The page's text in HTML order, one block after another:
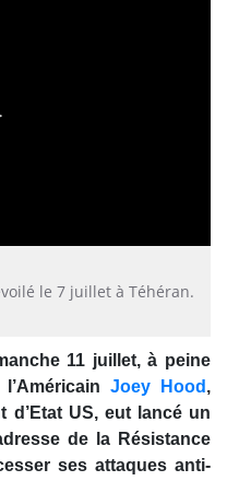
le 7 juillet à Téhéran.
11 juillet, à peine
Joey Hood ,
d’Etat US, eut lancé un
de la Résistance
ses attaques anti-